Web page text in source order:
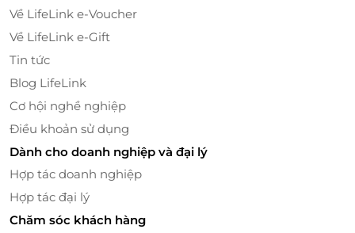
Trải nghiệm cảm giác thú vị khi tham gia vào các hoạt động nông
trại truyền thống.
Về LifeLink e-Voucher
Về LifeLink e-Gift
Tin tức
Blog LifeLink
Cơ hội nghề nghiệp
Điều khoản sử dụng
Dành cho doanh nghiệp và đại lý
Hợp tác doanh nghiệp
Hợp tác đại lý
Chăm sóc khách hàng